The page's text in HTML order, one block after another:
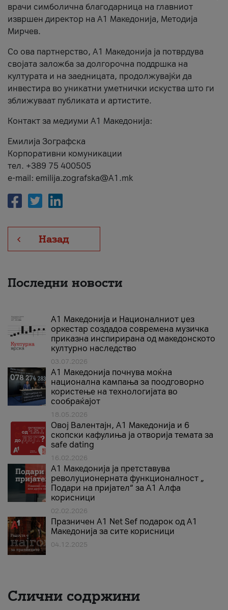
врачи симболична благодарница на главниот
извршен директор на A1 Македонија, Методија
Мирчев.
Со ова партнерство, A1 Македонија ја потврдува
својата заложба за долгорочна поддршка на
културата и на заедницата, продолжувајќи да
инвестира во уникатни уметнички искуства што ги
зближуваат публиката и артистите.
Контакт за медиуми А1 Македонија:
Емилија Зографска
Корпоративни комуникации
тел. +389 75 400505
e-mail: emilija.zografska@A1.mk
Назад
Последни новости
А1 Македонија и Националниот џез
оркестар создадоа современа музичка
приказна инспирирана од македонското
културно наследство
03.07.2026
A1 Македонија почнува моќна
национална кампања за поодговорно
користење на технологијата во
сообраќајот
18.05.2026
Овој Валентајн, A1 Македонија и 6
скопски кафулиња ја отворија темата за
safe dating
16.02.2026
А1 Македонија ја претставува
револуционерната функционалност „
Подари на пријател“ за А1 Алфа
корисници
02.02.2026
Празничен A1 Net Sеf подарок од А1
Македонија за сите корисници
04.12.2025
Слични содржини